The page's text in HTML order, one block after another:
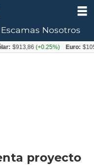
proyecto
Nosotros
(+0.25%) Euro: $1053,08(-